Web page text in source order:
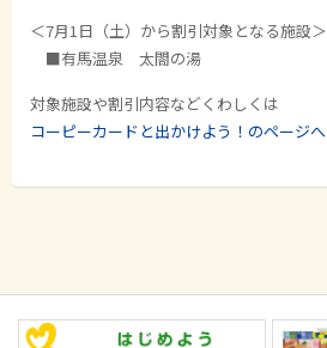
＜7月1日（土）から割引対象となる施設＞
■有馬温泉 太閤の湯
対象施設や割引内容などくわしくは
コーピーカードと出かけよう！のページへ